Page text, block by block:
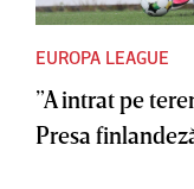
EUROPA LEAGUE
”A intrat pe
Presa